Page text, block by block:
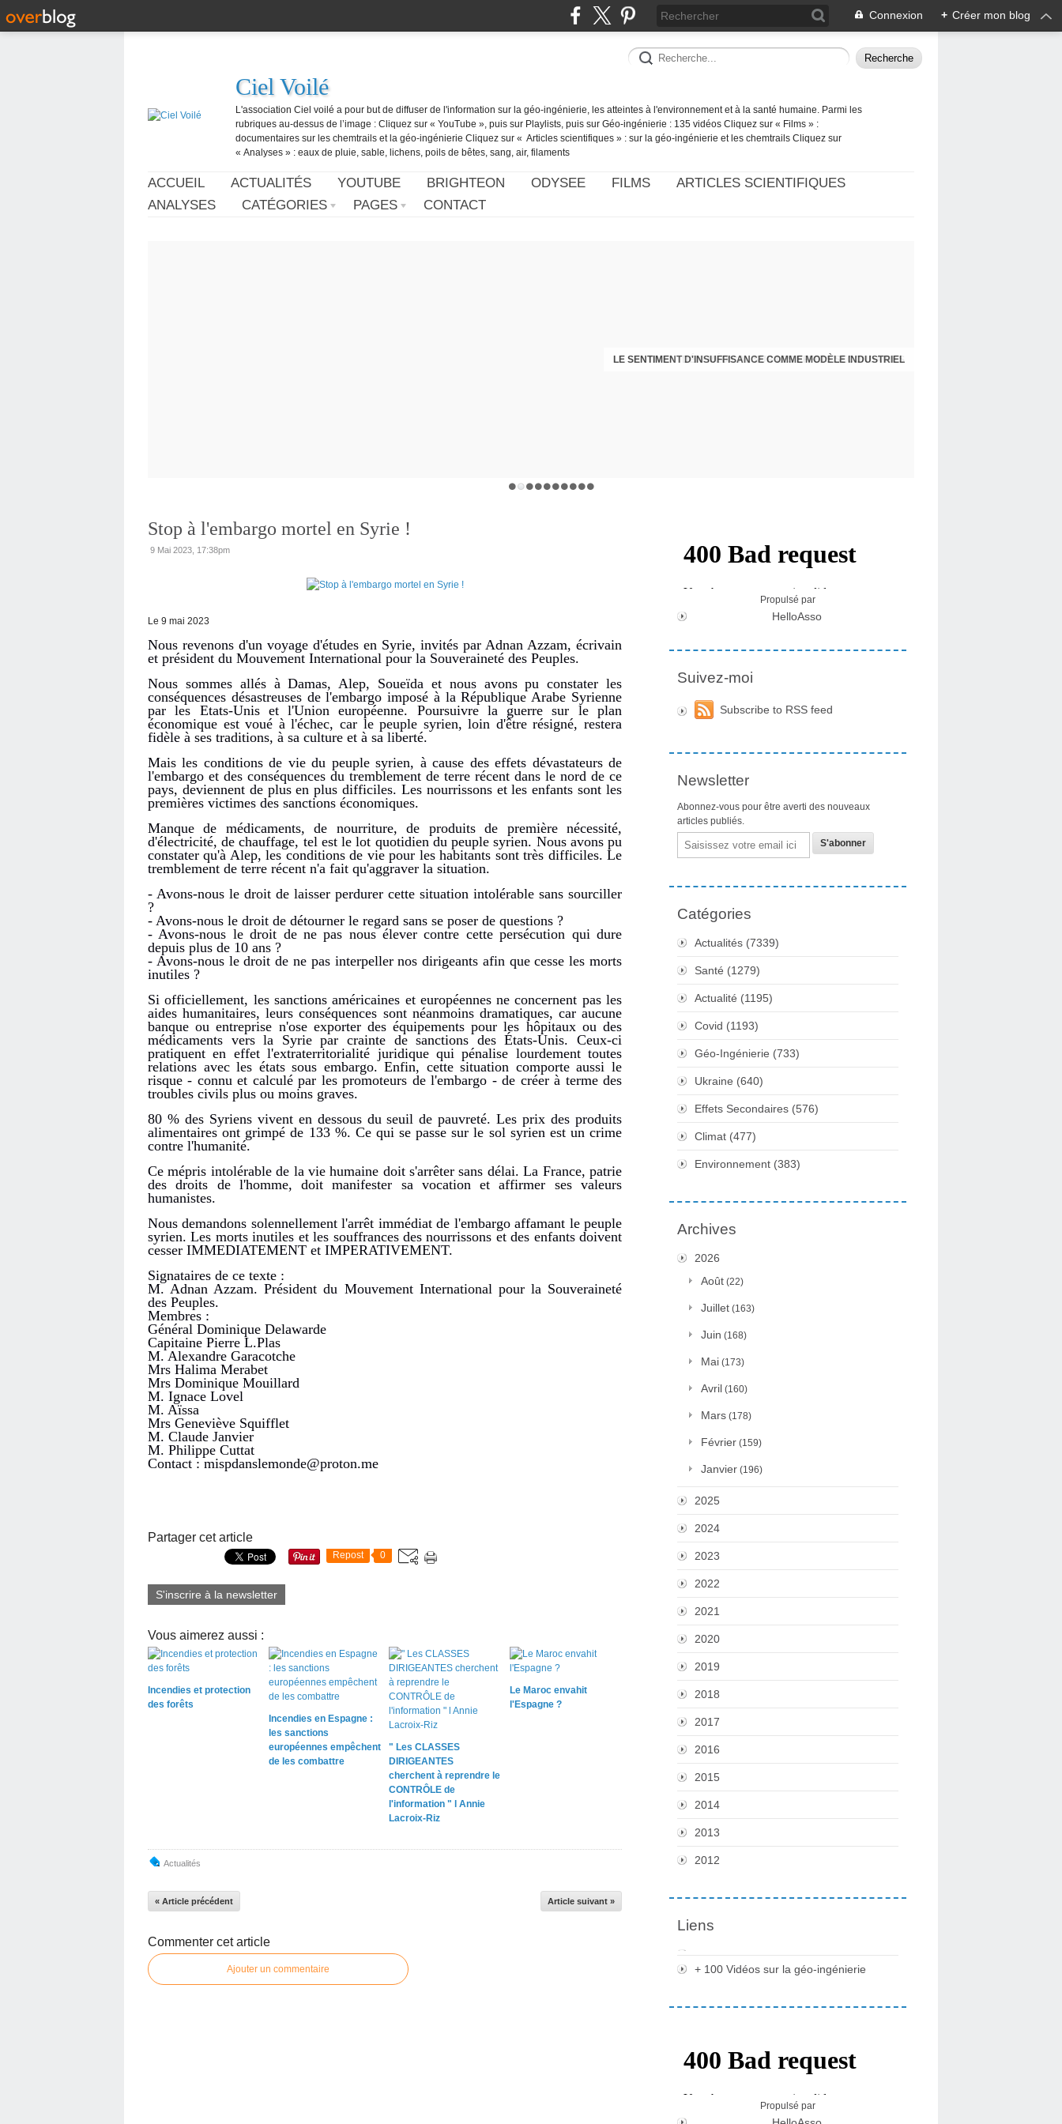
Connexion + Créer mon blog
Ciel Voilé
L'association Ciel voilé a pour but de diffuser de l'information sur la géo-ingénierie, les atteintes à l'environnement et à la santé humaine. Parmi les
rubriques au-dessus de l’image : Cliquez sur « YouTube », puis sur Playlists, puis sur Géo-ingénierie : 135 vidéos Cliquez sur « Films » :
documentaires sur les chemtrails et la géo-ingénierie Cliquez sur « Articles scientifiques » : sur la géo-ingénierie et les chemtrails Cliquez sur
« Analyses » : eaux de pluie, sable, lichens, poils de bêtes, sang, air, filaments
ACCUEIL ACTUALITÉS YOUTUBE BRIGHTEON ODYSEE FILMS
ARTICLES SCIENTIFIQUES
ANALYSES
CATÉGORIES PAGES CONTACT
LE SENTIMENT D'INSUFFISANCE COMME MODÈLE INDUSTRIEL
DÉNI MÉDICAL SUR LES EFFETS SECONDAIRES
Stop à l'embargo mortel en Syrie !
9 Mai 2023, 17:38pm
Le 9 mai 2023
Nous revenons d'un voyage d'études en Syrie, invités par Adnan Azzam, écrivain
et président du Mouvement International pour la Souveraineté des Peuples.
Nous sommes allés à Damas, Alep, Soueïda et nous avons pu constater les
conséquences désastreuses de l'embargo imposé à la République Arabe Syrienne
par les Etats-Unis et l'Union européenne. Poursuivre la guerre sur le plan
économique est voué à l'échec, car le peuple syrien, loin d'être résigné, restera
fidèle à ses traditions, à sa culture et à sa liberté.
Mais les conditions de vie du peuple syrien, à cause des effets dévastateurs de
l'embargo et des conséquences du tremblement de terre récent dans le nord de ce
pays, deviennent de plus en plus difficiles. Les nourrissons et les enfants sont les
premières victimes des sanctions économiques.
Manque de médicaments, de nourriture, de produits de première nécessité,
d'électricité, de chauffage, tel est le lot quotidien du peuple syrien. Nous avons pu
constater qu'à Alep, les conditions de vie pour les habitants sont très difficiles. Le
tremblement de terre récent n'a fait qu'aggraver la situation.
- Avons-nous le droit de laisser perdurer cette situation intolérable sans sourciller
?
- Avons-nous le droit de détourner le regard sans se poser de questions ?
- Avons-nous le droit de ne pas nous élever contre cette persécution qui dure
depuis plus de 10 ans ?
- Avons-nous le droit de ne pas interpeller nos dirigeants afin que cesse les morts
inutiles ?
Si officiellement, les sanctions américaines et européennes ne concernent pas les
aides humanitaires, leurs conséquences sont néanmoins dramatiques, car aucune
banque ou entreprise n'ose exporter des équipements pour les hôpitaux ou des
médicaments vers la Syrie par crainte de sanctions des États-Unis. Ceux-ci
pratiquent en effet l'extraterritorialité juridique qui pénalise lourdement toutes
relations avec les états sous embargo. Enfin, cette situation comporte aussi le
risque - connu et calculé par les promoteurs de l'embargo - de créer à terme des
troubles civils plus ou moins graves.
80 % des Syriens vivent en dessous du seuil de pauvreté. Les prix des produits
alimentaires ont grimpé de 133 %. Ce qui se passe sur le sol syrien est un crime
contre l'humanité.
Ce mépris intolérable de la vie humaine doit s'arrêter sans délai. La France, patrie
des droits de l'homme, doit manifester sa vocation et affirmer ses valeurs
humanistes.
Nous demandons solennellement l'arrêt immédiat de l'embargo affamant le peuple
syrien. Les morts inutiles et les souffrances des nourrissons et des enfants doivent
cesser IMMEDIATEMENT et IMPERATIVEMENT.
Signataires de ce texte :
M. Adnan Azzam. Président du Mouvement International pour la Souveraineté
des Peuples.
Membres :
Général Dominique Delawarde
Capitaine Pierre L.Plas
M. Alexandre Garacotche
Mrs Halima Merabet
Mrs Dominique Mouillard
M. Ignace Lovel
M. Aïssa
Mrs Geneviève Squifflet
M. Claude Janvier
M. Philippe Cuttat
Contact : mispdanslemonde@proton.me
Partager cet article
Repost 0
S'inscrire à la newsletter
Vous aimerez aussi :
Incendies et protection
des forêts
Incendies en Espagne :
les sanctions
européennes empêchent
de les combattre
" Les CLASSES
DIRIGEANTES
cherchent à reprendre le
CONTRÔLE de
l'information " l Annie
Lacroix-Riz
Le Maroc envahit
l'Espagne ?
Actualités
« Article précédent Article suivant »
Commenter cet article
Ajouter un commentaire
Propulsé par
HelloAsso
Suivez-moi
Subscribe to RSS feed
Newsletter
Abonnez-vous pour être averti des nouveaux
articles publiés.
Email
Catégories
Actualités (7339)
Santé (1279)
Actualité (1195)
Covid (1193)
Géo-Ingénierie (733)
Ukraine (640)
Effets Secondaires (576)
Climat (477)
Environnement (383)
Archives
2026
Août (22)
Juillet (163)
Juin (168)
Mai (173)
Avril (160)
Mars (178)
Février (159)
Janvier (196)
2025
2024
2023
2022
2021
2020
2019
2018
2017
2016
2015
2014
2013
2012
Liens
+ 100 Vidéos sur la géo-ingénierie
Propulsé par